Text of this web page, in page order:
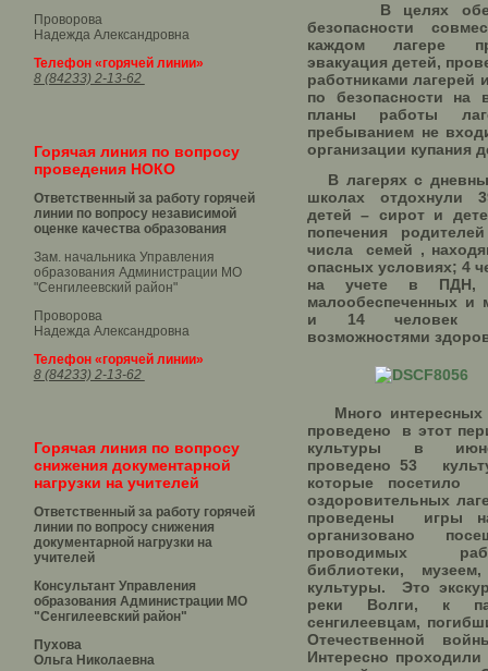
Проворова
Надежда Александровна
Телефон «горячей линии»
8 (84233) 2-13-62
Горячая линия по вопросу
проведения НОКО
Ответственный за работу горячей
линии по вопросу независимой
оценке качества образования
Зам. начальника Управления
образования Администрации МО
"Сенгилеевский район"
Проворова
Надежда Александровна
Телефон «горячей линии»
8 (84233) 2-13-62
Горячая линия по вопросу
снижения документарной
нагрузки на учителей
Ответственный за работу горячей
линии по вопросу снижения
документарной нагрузки на
учителей
Консультант Управления
образования Администрации МО
"Сенгилеевский район"
Пухова
Ольга Николаевна
В целях
безопасности
каждом лагере
эвакуация детей,
работниками лагерей
по безопасности на
планы работы
пребыванием не
организации купания
В лагерях с
школах отдохнули
детей – сирот и
попечения
числа семей ,
опасных условиях; 4
на учете в ПДН,
малообеспеченных и
и 14 человек с
возможностями
Много интересных
проведено в этот
культуры в
проведено 53
которые
оздоровительных
проведены игры
организовано
проводимых
библиотеки,
культуры. Это
реки Волги, к
сенгилеевцам,
Отечественной
Интересно